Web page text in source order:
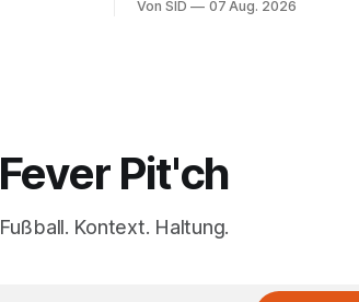
Infantinos Rolle entscheidend
Von SID 07 Aug. 2026
Fever Pit'ch
Fußball. Kontext. Haltung.